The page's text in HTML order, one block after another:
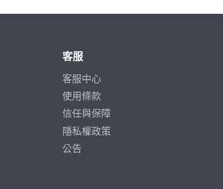
客服
客服中心
使用條款
信任與保障
隱私權政策
公告